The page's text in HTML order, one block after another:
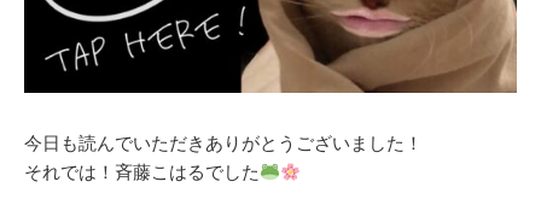
今日も読んでいただきありがとうございました！
それでは！斉藤こはるでした